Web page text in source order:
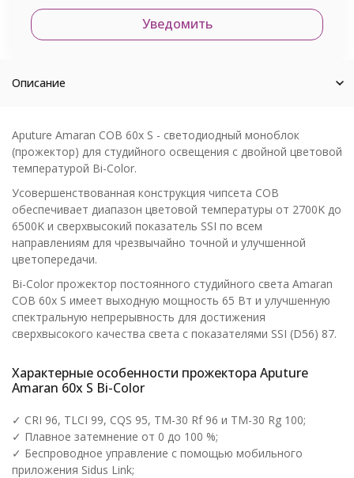
Уведомить
Описание
Aputure Amaran COB 60x S - светодиодный моноблок
(прожектор) для студийного освещения с двойной цветовой
температурой Bi-Color.
Усовершенствованная конструкция чипсета COB
обеспечивает диапазон цветовой температуры от 2700K до
6500K и сверхвысокий показатель SSI по всем
направлениям для чрезвычайно точной и улучшенной
цветопередачи.
Bi-Color прожектор постоянного студийного света Amaran
COB 60x S имеет выходную мощность 65 Вт и улучшенную
спектральную непрерывность для достижения
сверхвысокого качества света с показателями SSI (D56) 87.
Характерные особенности прожектора Aputure
Amaran 60x S Bi-Color
✓ CRI 96, TLCI 99, CQS 95, TM-30 Rf 96 и TM-30 Rg 100;
✓ Плавное затемнение от 0 до 100 %;
✓ Беспроводное управление с помощью мобильного
приложения Sidus Link;